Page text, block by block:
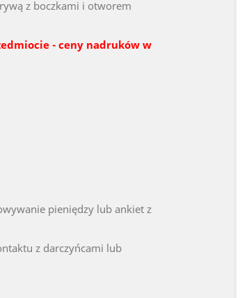
z boczkami i otworem
- ceny nadruków w
pieniędzy lub ankiet z
z darczyńcami lub